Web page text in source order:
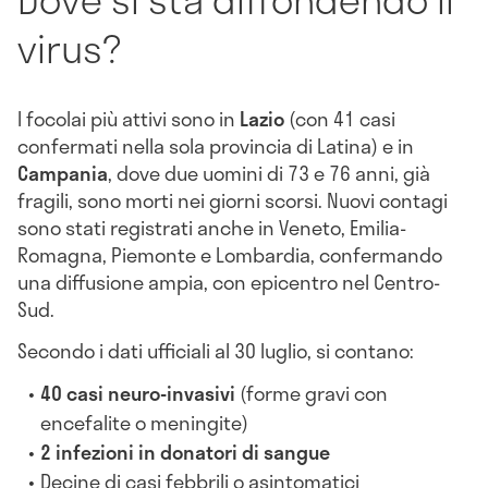
virus?
I focolai più attivi sono in Lazio(con 41 casi
confermati nella sola provincia di Latina) e in
Campania, dove due uomini di 73 e 76 anni, già
fragili, sono morti nei giorni scorsi. Nuovi contagi
sono stati registrati anche in Veneto, Emilia-
Romagna, Piemonte e Lombardia, confermando
una diffusione ampia, con epicentro nel Centro-
Sud.
Secondo i dati ufficiali al 30 luglio, si contano:
40 casi neuro-invasivi (forme gravi con
encefalite o meningite)
2 infezioni in donatori di sangue
Decine di casi febbrili o asintomatici